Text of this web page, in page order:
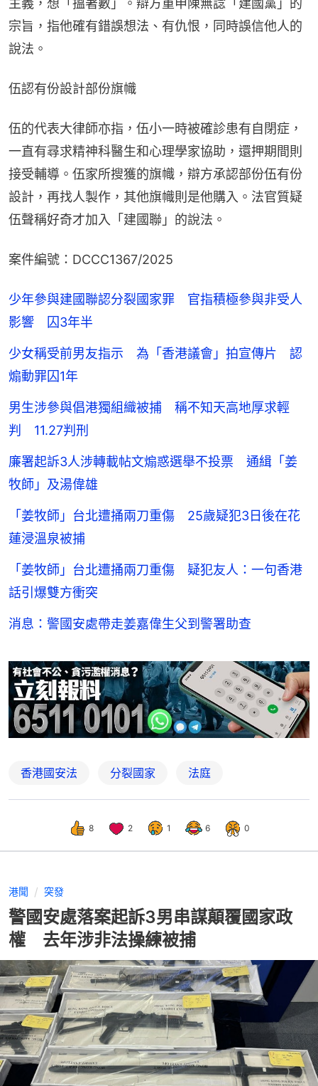
主義，想「搵著數」。辯方重申陳無諗「建國黨」的
宗旨，指他確有錯誤想法、有仇恨，同時誤信他人的
說法。
伍認有份設計部份旗幟
伍的代表大律師亦指，伍小一時被確診患有自閉症，
一直有尋求精神科醫生和心理學家協助，還押期間則
接受輔導。伍家所搜獲的旗幟，辯方承認部份伍有份
設計，再找人製作，其他旗幟則是他購入。法官質疑
伍聲稱好奇才加入「建國聯」的說法。
案件編號：DCCC1367/2025
少年參與建國聯認分裂國家罪 官指積極參與非受人
影響 囚3年半
少女稱受前男友指示 為「香港議會」拍宣傳片 認
煽動罪囚1年
男生涉參與倡港獨組織被捕 稱不知天高地厚求輕
判 11.27判刑
廉署起訴3人涉轉載帖文煽惑選舉不投票 通緝「姜
牧師」及湯偉雄
「姜牧師」台北遭捅兩刀重傷 25歲疑犯3日後在花
蓮浸溫泉被捕
「姜牧師」台北遭捅兩刀重傷 疑犯友人：一句香港
話引爆雙方衝突
消息：警國安處帶走姜嘉偉生父到警署助查
香港國安法 分裂國家 法庭
8 2 1 6 0
港聞 突發
警國安處落案起訴3男串謀顛覆國家政
權 去年涉非法操練被捕